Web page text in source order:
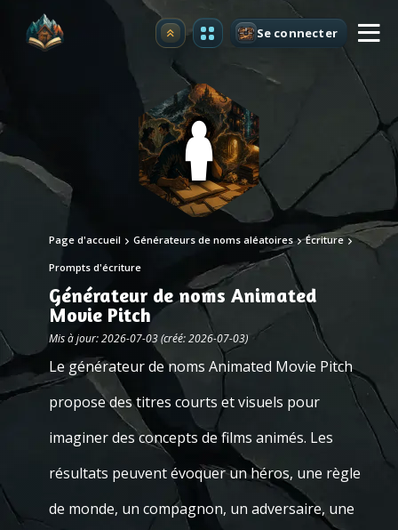
Premium Se connecter
Page d'accueil Générateurs de noms aléatoires Écriture
Prompts d'écriture
Générateur de noms Animated
Movie Pitch
Mis à jour: 2026-07-03 (créé: 2026-07-03)
Le générateur de noms Animated Movie Pitch
propose des titres courts et visuels pour
imaginer des concepts de films animés. Les
résultats peuvent évoquer un héros, une règle
de monde, un compagnon, un adversaire, une